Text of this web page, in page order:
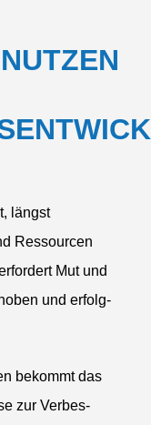
NUTZEN
längst
Ressourcen
Mut und
und erfolg­
bekommt das
zur Verbes­